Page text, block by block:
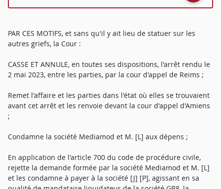
PAR CES MOTIFS, et sans qu'il y ait lieu de statuer sur les
autres griefs, la Cour :
CASSE ET ANNULE, en toutes ses dispositions, l'arrêt rendu le
2 mai 2023, entre les parties, par la cour d'appel de Reims ;
Remet l'affaire et les parties dans l'état où elles se trouvaient
avant cet arrêt et les renvoie devant la cour d'appel d'Amiens
;
Condamne la société Mediamod et M. [L] aux dépens ;
En application de l'article 700 du code de procédure civile,
rejette la demande formée par la société Mediamod et M. [L]
et les condamne à payer à la société [J] [P], agissant en sa